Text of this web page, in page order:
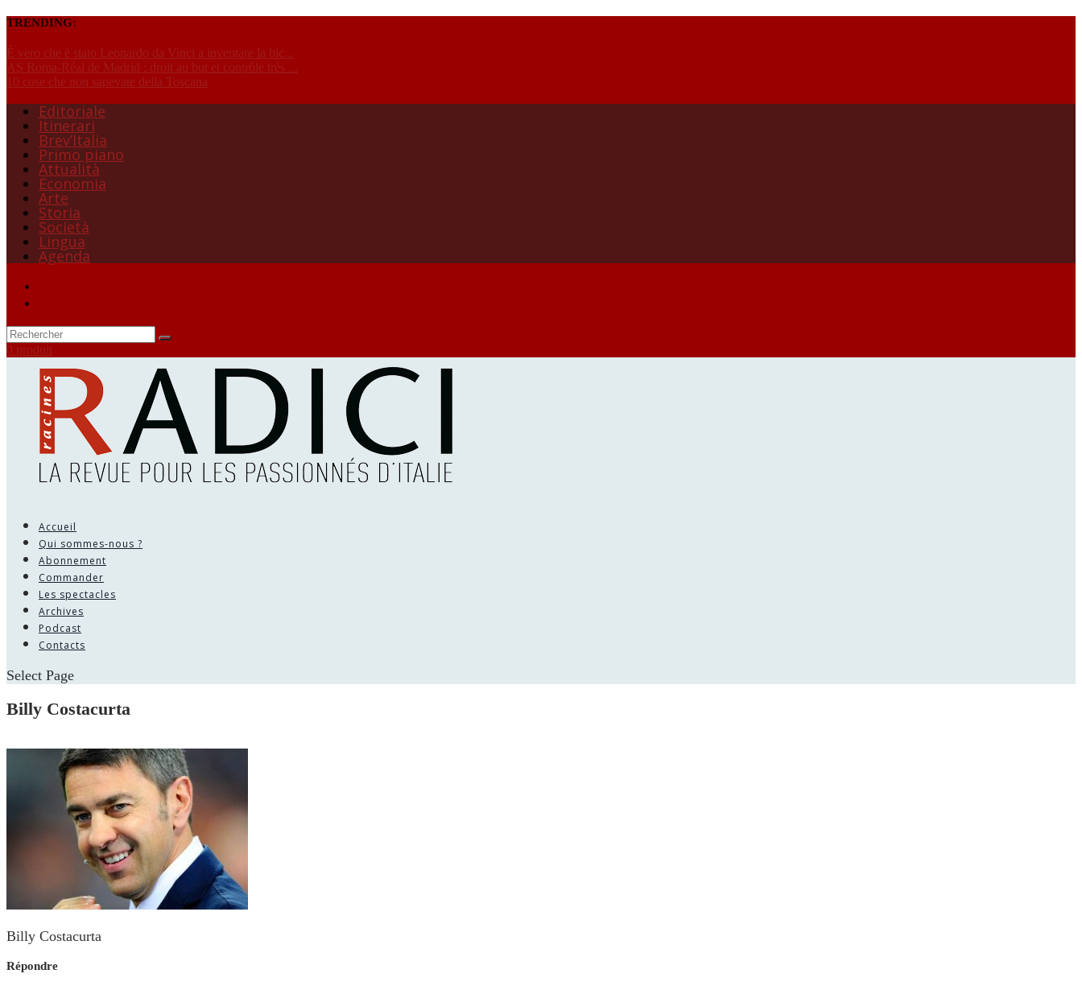
TRENDING:
È vero che è stato Leonardo da Vinci a inventare la bic...
AS Roma-Réal de Madrid : droit au but et contrôle très ...
10 cose che non sapevate della Toscana
Editoriale
Itinerari
Brev’Italia
Primo piano
Attualità
Economia
Arte
Storia
Società
Lingua
Agenda
0 produit
Accueil
Qui sommes-nous ?
Abonnement
Commander
Les spectacles
Archives
Podcast
Contacts
Select Page
Billy Costacurta
Billy Costacurta
Répondre